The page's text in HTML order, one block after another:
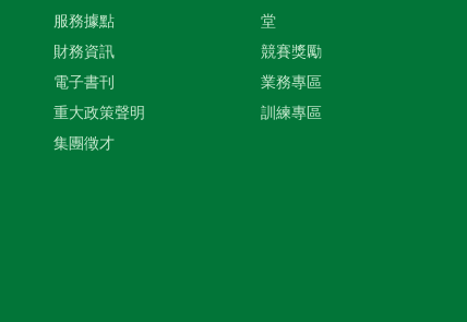
服務據點
財務資訊
電子書刊
重大政策聲明
集團徵才
堂
競賽獎勵
業務專區
訓練專區